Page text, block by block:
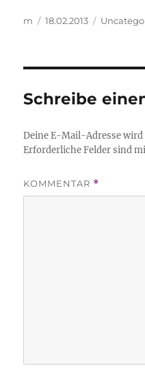
Autor
m
Veröffentlicht
18.02.2013
Schreibe
Deine E-Mail-Adresse
Erforderliche Felder sind
KOMMENTAR *